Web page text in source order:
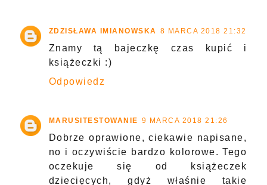
ZDZISŁAWA IMIANOWSKA 8 MARCA 2018 21:32
Znamy tą bajeczkę czas kupić i
książeczki :)
Odpowiedz
MARUSITESTOWANIE 9 MARCA 2018 21:26
Dobrze oprawione, ciekawie napisane,
no i oczywiście bardzo kolorowe. Tego
oczekuje się od książeczek
dziecięcych, gdyż właśnie takie